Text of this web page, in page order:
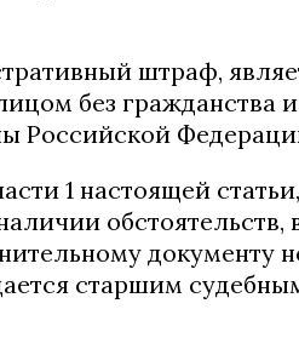
штраф,
без гражданства
Российской
1 настоящей
обстоятельств,
документу
старшим